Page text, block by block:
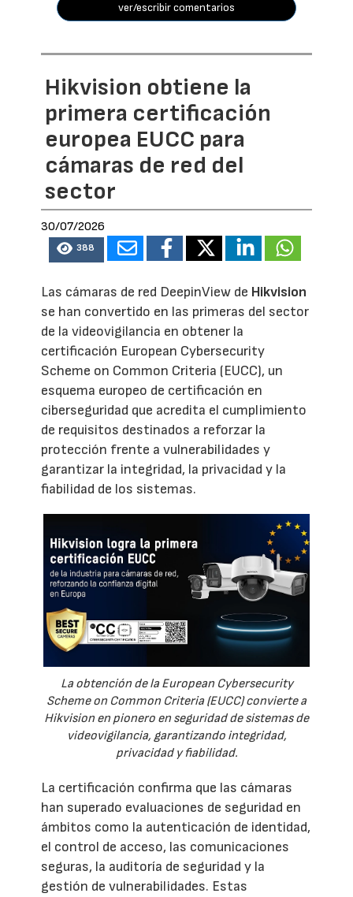
ver/escribir comentarios
Hikvision obtiene la
primera certificación
europea EUCC para
cámaras de red del
sector
30/07/2026
388
Las cámaras de red DeepinView de Hikvision
se han convertido en las primeras del sector
de la videovigilancia en obtener la
certificación European Cybersecurity
Scheme on Common Criteria (EUCC), un
esquema europeo de certificación en
ciberseguridad que acredita el cumplimiento
de requisitos destinados a reforzar la
protección frente a vulnerabilidades y
garantizar la integridad, la privacidad y la
fiabilidad de los sistemas.
La obtención de la European Cybersecurity
Scheme on Common Criteria (EUCC) convierte a
Hikvision en pionero en seguridad de sistemas de
videovigilancia, garantizando integridad,
privacidad y fiabilidad.
La certificación confirma que las cámaras
han superado evaluaciones de seguridad en
ámbitos como la autenticación de identidad,
el control de acceso, las comunicaciones
seguras, la auditoría de seguridad y la
gestión de vulnerabilidades. Estas